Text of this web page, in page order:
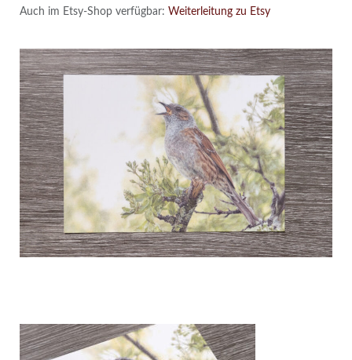
Auch im Etsy-Shop verfügbar: Weiterleitung zu Etsy